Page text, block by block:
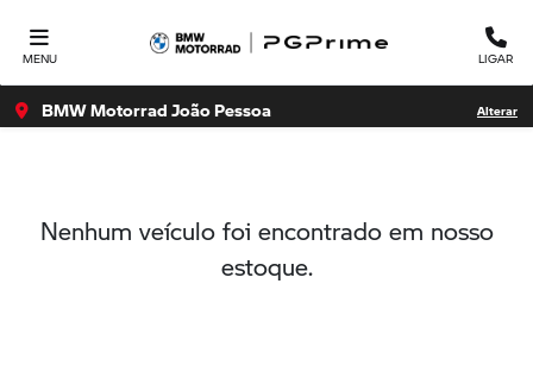
MENU LIGAR
BMW Motorrad João Pessoa Alterar
Nenhum veículo foi encontrado em nosso
estoque.